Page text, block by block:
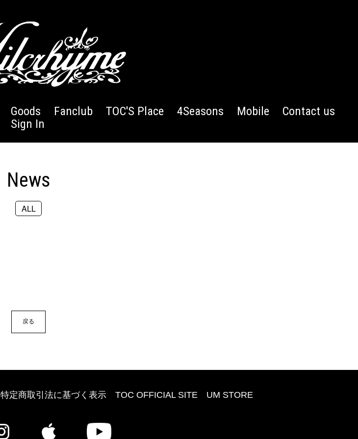
Goods Fanclub TOC'S Place 4Seasons Mobile
Contact us
Sign In
News
ALL
戻る
特定商取引法に基づく表示 TOC OFFICIAL SITE UM STORE